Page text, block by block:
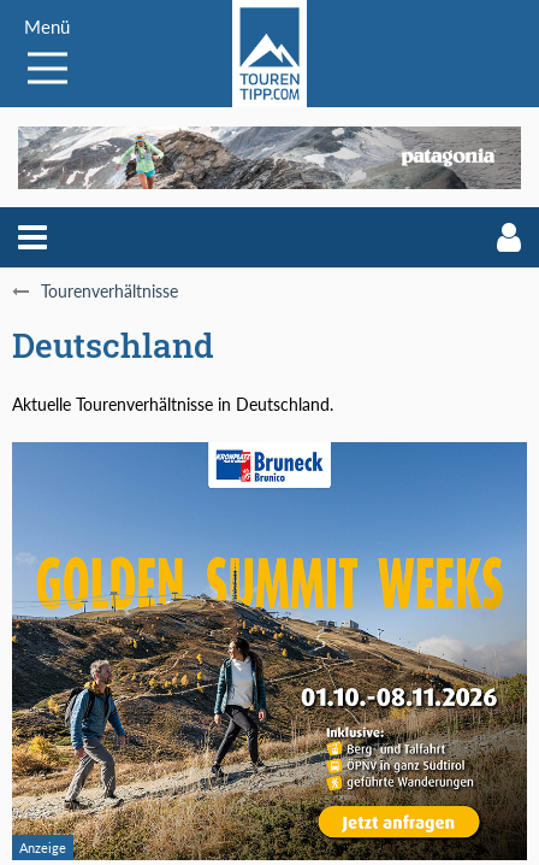
Menü
Tourenverhältnisse
Deutschland
Aktuelle Tourenverhältnisse in Deutschland.